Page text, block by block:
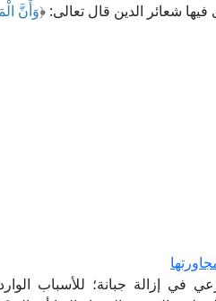
شعائر الدين قال تعالى: ﴿وَأَنَّ
في إزالة جبانة؛ للأسباب